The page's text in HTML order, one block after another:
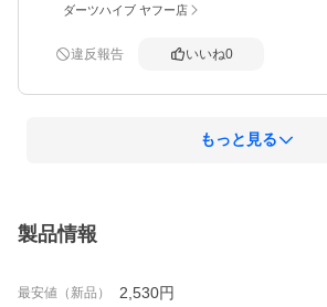
ダーツハイブ ヤフー店
違反報告 いいね0
もっと見る
製品情報
最安値（新品） 2,530円